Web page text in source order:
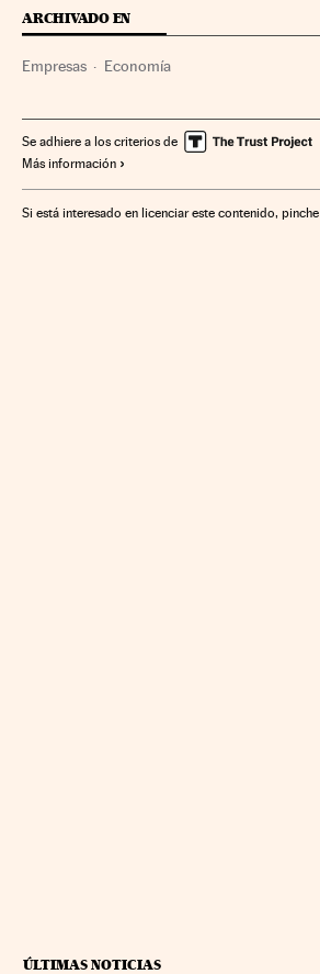
ARCHIVADO EN
Empresas Economía
Se adhiere a los criterios de
Más información
Si está interesado en licenciar este contenido, pinche
ÚLTIMAS NOTICIAS